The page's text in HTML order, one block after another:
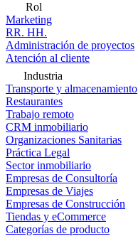
Rol
Marketing
RR. HH.
Administración de proyectos
Atención al cliente
Industria
Transporte y almacenamiento
Restaurantes
Trabajo remoto
CRM inmobiliario
Organizaciones Sanitarias
Práctica Legal
Sector inmobiliario
Empresas de Consultoría
Empresas de Viajes
Empresas de Construcción
Tiendas y eCommerce
Categorías de producto